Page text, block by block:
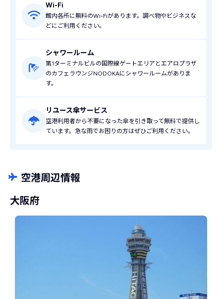
Wi-Fi
館内各所に無料のWi-Fiがあります。調べ物やビジネスな
どにご利用ください。
シャワールーム
第1ターミナルビルの国際線ゲートエリアとエアロプラザ
のカフェラウンジNODOKAにシャワールームがありま
す。
リユース傘サービス
空港利用者から不要になった傘を引き取って無料で提供し
ています。急な雨でお困りの方はぜひご利用ください。
空港周辺情報
大阪府